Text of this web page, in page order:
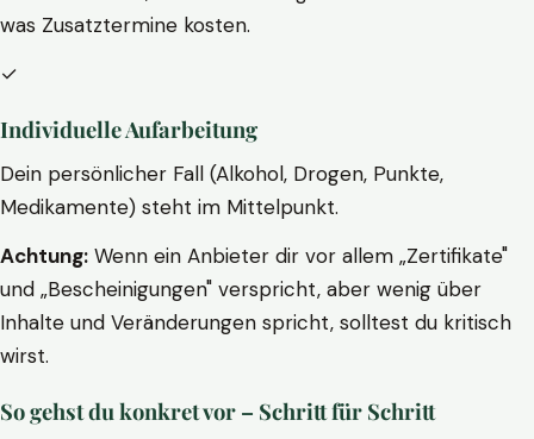
was Zusatztermine kosten.
✓
Individuelle Aufarbeitung
Dein persönlicher Fall (Alkohol, Drogen, Punkte,
Medikamente) steht im Mittelpunkt.
Achtung: Wenn ein Anbieter dir vor allem „Zertifikate"
und „Bescheinigungen" verspricht, aber wenig über
Inhalte und Veränderungen spricht, solltest du kritisch
wirst.
So gehst du konkret vor – Schritt für Schritt